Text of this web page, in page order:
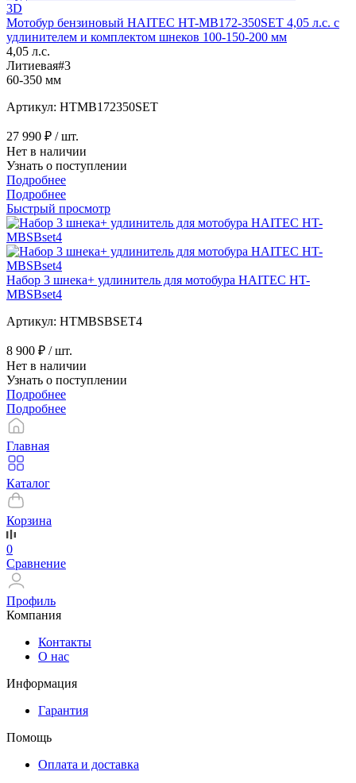
3D
Мотобур бензиновый HAITEC HT-MB172-350SET 4,05 л.с. с
удлинителем и комплектом шнеков 100-150-200 мм
4,05 л.с.
Литиевая#3
60-350 мм
Артикул: HTMB172350SET
27 990 ₽ / шт.
Нет в наличии
Узнать о поступлении
Подробнее
Подробнее
Быстрый просмотр
Набор 3 шнека+ удлинитель для мотобура HAITEC HT-
MBSBset4
Артикул: HTMBSBSET4
8 900 ₽ / шт.
Нет в наличии
Узнать о поступлении
Подробнее
Подробнее
Главная
Каталог
Корзина
0
Сравнение
Профиль
Компания
Контакты
О нас
Информация
Гарантия
Помощь
Оплата и доставка